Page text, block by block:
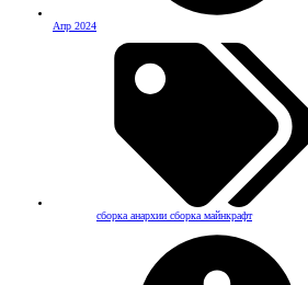
Апр 2024
сборка анархии сборка майнкрафт